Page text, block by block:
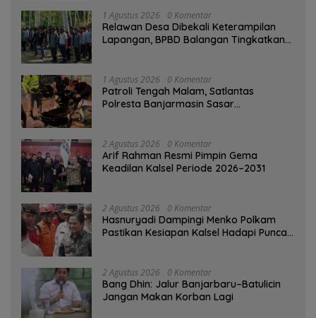
1 Agustus 2026 0 Komentar
Relawan Desa Dibekali Keterampilan
Lapangan, BPBD Balangan Tingkatkan
1 Agustus 2026 0 Komentar
Patroli Tengah Malam, Satlantas
Polresta Banjarmasin Sasar
2 Agustus 2026 0 Komentar
Arif Rahman Resmi Pimpin Gema
Keadilan Kalsel Periode 2026–2031
2 Agustus 2026 0 Komentar
Hasnuryadi Dampingi Menko Polkam
Pastikan Kesiapan Kalsel Hadapi Puncak
2 Agustus 2026 0 Komentar
Bang Dhin: Jalur Banjarbaru–Batulicin
Jangan Makan Korban Lagi